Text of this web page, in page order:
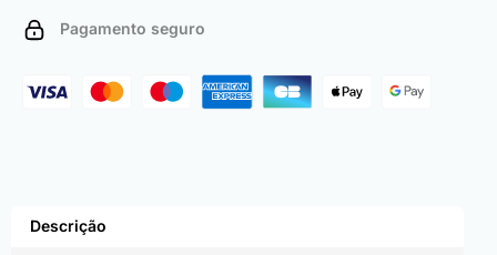
Pagamento seguro
Descrição